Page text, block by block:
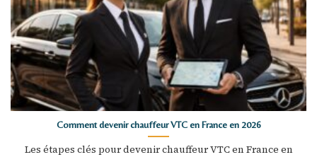
Comment devenir chauffeur VTC en France en 2026
Les étapes clés pour devenir chauffeur VTC en France en